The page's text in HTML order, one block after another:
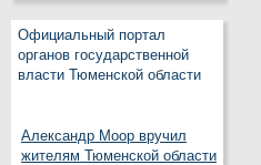
Официальный портал
органов государственной
власти Тюменской области
Александр Моор вручил
жителям Тюменской области